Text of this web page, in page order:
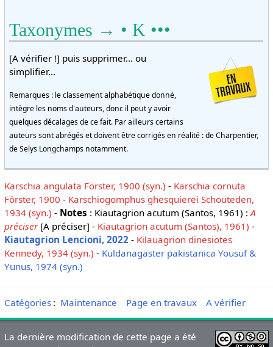
Taxonymes → • K •••
[A vérifier !] puis supprimer... ou
simplifier...
Remarques : le classement alphabétique donné,
intègre les noms d'auteurs, donc il peut y avoir
quelques décalages de ce fait. Par ailleurs certains
auteurs sont abrégés et doivent être corrigés en réalité : de Charpentier,
de Selys Longchamps notamment.
Karschia angulata Förster, 1900 (syn.) - Karschia cornuta
Förster, 1900 - Karschiogomphus ghesquierei Schouteden,
1934 (syn.) - Notes : Kiautagrion acutum (Santos, 1961) : A
préciser[A préciser] - Kiautagrion acutum (Santos), 1961) -
Kiautagrion Lencioni, 2022- Kilauagrion dinesiotes
Kennedy, 1934 (syn.) - Kuldanagaster pakistanica Yousuf &
Yunus, 1974 (syn.)
Catégories: Maintenance Page en travaux A vérifier
La dernière modification de cette page a été